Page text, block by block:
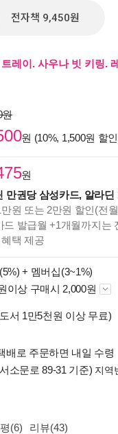
전자책 9,450원
레이. 사우나 빗 키링.
원
원 (10%, 1,500원 할
원
만권당 삼성카드, 알라딘
원 또는 2만원 할인(전
드 발급월 +1개월까지는
택 제공
+ 멤버십(3~1%)
이상 구매시 2,000원
서 1만5천원 이상 무료)
배로 주문하면 내일 수령
소문로 89-31 기준) 지역
(6) 리뷰(43)